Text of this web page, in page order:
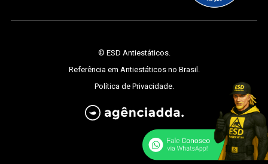
© ESD Antiestáticos.
Referência em Antiestáticos no Brasil.
Política de Privacidade.